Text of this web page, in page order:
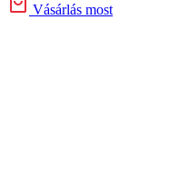
Vásárlás most